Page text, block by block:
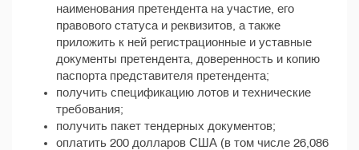
наименования претендента на участие, его
правового статуса и реквизитов, а также
приложить к ней регистрационные и уставные
документы претендента, доверенность и копию
паспорта представителя претендента;
получить спецификацию лотов и технические
требования;
получить пакет тендерных документов;
оплатить 200 долларов США (в том числе 26,086